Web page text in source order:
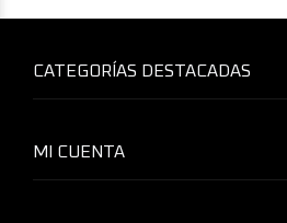
CATEGORÍAS DESTACADAS
MI CUENTA